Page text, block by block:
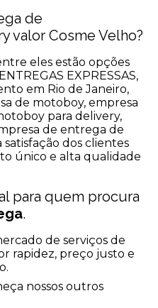
de
valor Cosme Velho?
eles estão opções
EXPRESSAS,
em Rio de Janeiro,
de motoboy, empresa
para delivery,
de entrega de
satisfação dos clientes
único e alta qualidade
para quem procura
.
de serviços de
rapidez, preço justo e
nossos outros